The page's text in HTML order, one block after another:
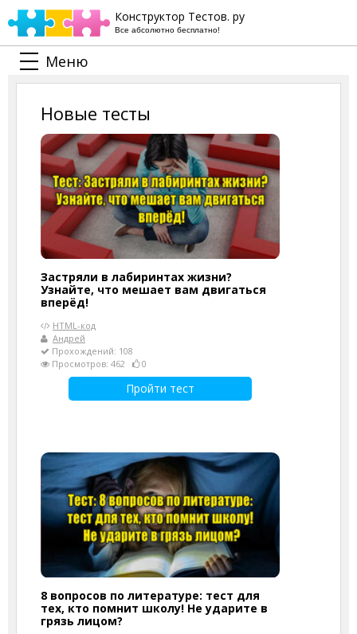
Конструктор Тестов. ру
Все абсолютно бесплатно!
Меню
Новые тесты
Застряли в лабиринтах жизни?
Узнайте, что мешает вам двигаться
вперёд!
HTML-код
Андрей
Прохождений: 108
Просмотров: 462
0
Пройти тест
8 вопросов по литературе: тест для
тех, кто помнит школу! Не ударите в
грязь лицом?